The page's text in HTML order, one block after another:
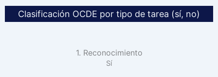
Clasificación OCDE por tipo de tarea (sí, no)
1. Reconocimiento
Sí